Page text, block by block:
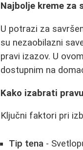
Najbolje kreme za
U potrazi za
su nezaobilazni
pravi izazov. U
dostupnim na
Kako izabrati
Ključni faktori pri
Tip tena -